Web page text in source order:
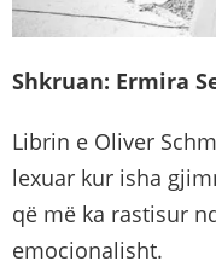
Shkruan: Ermira
Librin e Oliver
lexuar kur isha
që më ka rastisur
emocionalisht.